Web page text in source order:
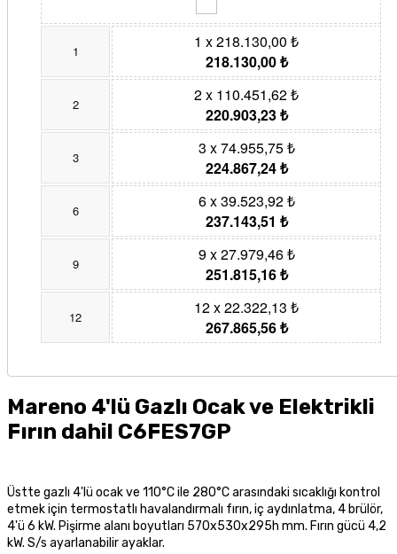
1
1 x 218.130,00 ₺
218.130,00 ₺
2
2 x 110.451,62 ₺
220.903,23 ₺
3
3 x 74.955,75 ₺
224.867,24 ₺
6
6 x 39.523,92 ₺
237.143,51 ₺
9
9 x 27.979,46 ₺
251.815,16 ₺
12
12 x 22.322,13 ₺
267.865,56 ₺
Mareno 4'lü Gazlı Ocak ve Elektrikli
Fırın dahil C6FES7GP
Üstte gazlı 4'lü ocak ve 110°C ile 280°C arasındaki sıcaklığı kontrol
etmek için termostatlı havalandırmalı fırın,iç aydınlatma, 4 brülör,
4'ü 6 kW. Pişirme alanı boyutları 570x530x295h mm. Fırın gücü 4,2
kW. S/s ayarlanabilir ayaklar.